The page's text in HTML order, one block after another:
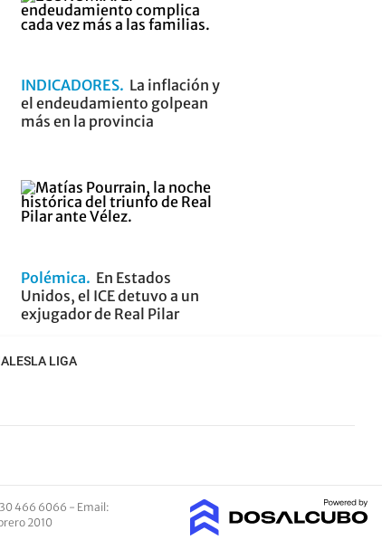
INDICADORES
La inflación y
el endeudamiento golpean
más en la provincia
Polémica
En Estados
Unidos, el ICE detuvo a un
exjugador de Real Pilar
LA LIGA
466 6066 - Email:
2010